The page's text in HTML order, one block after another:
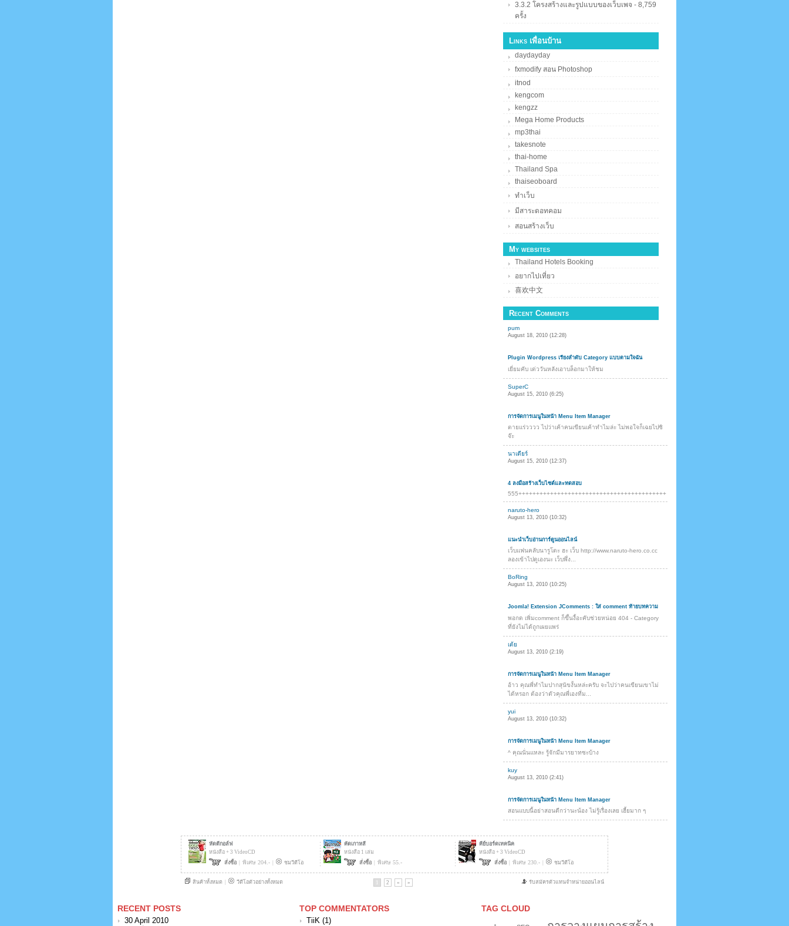
3.3.2 โครงสร้างและรูปแบบของเว็บเพจ - 8,759
ครั้ง
Links เพื่อนบ้าน
daydayday
fxmodify สอน Photoshop
itnod
kengcom
kengzz
Mega Home Products
mp3thai
takesnote
thai-home
Thailand Spa
thaiseoboard
ทำเว็บ
มีสาระดอทคอม
สอนสร้างเว็บ
My websites
Thailand Hotels Booking
อยากไปเที่ยว
喜欢中文
Recent Comments
pum
August 18, 2010 (12:28)
Plugin Wordpress เรียงลำดับ Category แบบตามใจฉัน
เยี่ยมคับ เด่ววันหลังเอาบล็อกมาให้ชม
SuperC
August 15, 2010 (6:25)
การจัดการเมนูในหน้า Menu Item Manager
ตายแร่วววว ไปว่าเค้าคนเขียนเค้าทำไมล่ะ ไม่พอใจก็เฉยไปซิ
จ๊ะ
นาเดียร์
August 15, 2010 (12:37)
4 ลงมือสร้างเว็บไซต์และทดสอบ
555++++++++++++++++++++++++++++++++++++++++++
naruto-hero
August 13, 2010 (10:32)
แนะนำเว็บอ่านการ์ตูนออนไลน์
เว็บแฟนคลับนารูโตะ ฮะ เว็บ http://www.naruto-hero.co.cc
ลองเข้าไปดูเองนะ เว็บพึ่ง...
BoRing
August 13, 2010 (10:25)
Joomla! Extension JComments : ใส่ comment ท้ายบทความ
พอกด เพิ่มcomment ก็ขึ้นงี้อะคับช่วยหน่อย 404 - Category
ที่ยังไม่ได้ถูกเผยแพร่
เต้ย
August 13, 2010 (2:19)
การจัดการเมนูในหน้า Menu Item Manager
อ้าว คุณพี่ทำไมปากสุนัขงั้นหล่ะครับ จะไปว่าคนเขียนเขาไม่
ได้หรอก ต้องว่าตัวคุณพี่เองที่ม...
yui
August 13, 2010 (10:32)
การจัดการเมนูในหน้า Menu Item Manager
^ คุณนั่นแหละ รู้จักมีมารยาทซะบ้าง
kuy
August 13, 2010 (2:41)
การจัดการเมนูในหน้า Menu Item Manager
สอนแบบนี้อย่าสอนดีกว่านะน้อง ไม่รู้เรื่องเลย เฮี้ยมาก ๆ
RECENT POSTS
30 April 2010
TOP COMMENTATORS
TiiK (1)
TAG CLOUD